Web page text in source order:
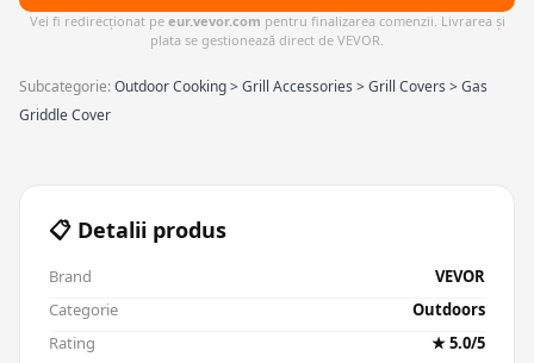
Vei fi redirecționat pe eur.vevor.com pentru finalizarea comenzii. Livrarea și
plata se gestionează direct de VEVOR.
Subcategorie:Outdoor Cooking > Grill Accessories > Grill Covers > Gas
Griddle Cover
📋 Detalii produs
Brand
VEVOR
Categorie
Outdoors
Rating
★ 5.0/5